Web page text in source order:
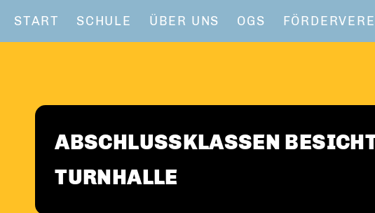
START SCHULE ÜBER UNS OGS
ABSCHLUSSKLASSEN
TURNHALLE